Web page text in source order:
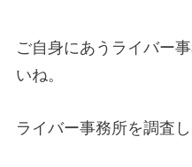
ご自身にあうライバー
いね。
ライバー事務所を調査